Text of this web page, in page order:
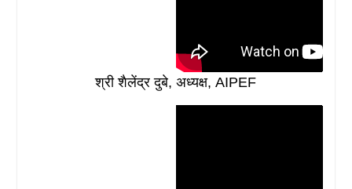
श्री शैलेंद्र दुबे, अध्यक्ष, AIPEF